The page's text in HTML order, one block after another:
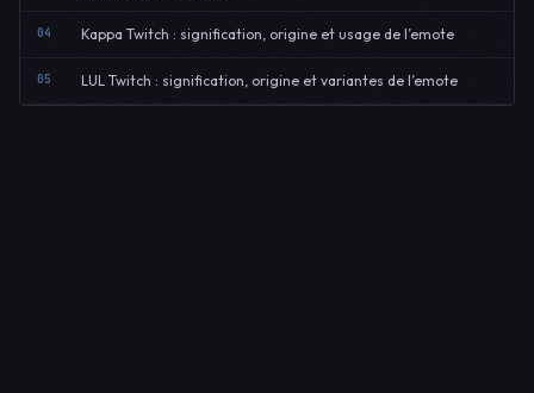
04 Kappa Twitch : signification, origine et usage de l’emote
05 LUL Twitch : signification, origine et variantes de l’emote